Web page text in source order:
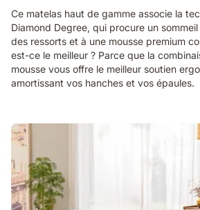
Ce matelas haut de gamme associe la
Diamond Degree, qui procure un
des ressorts et à une mousse premium
est-ce le meilleur ? Parce que la
mousse vous offre le meilleur soutien
amortissant vos hanches et vos épaules.